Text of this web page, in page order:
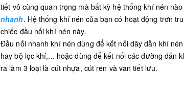
tiết vô cùng quan trọng mà bất kỳ hệ thống khí nén
nhanh. Hệ thống khí nén của bạn có hoạt động trơn
chiếc đầu nối khí nén này.
Đầu nối nhanh khí nén dùng để kết nối dây dẫn khí
hay bộ lọc khí,... hoặc dùng để kết nối các đường dẫn
ra làm 3 loại là cút nhựa, cút ren và van tiết lưu.